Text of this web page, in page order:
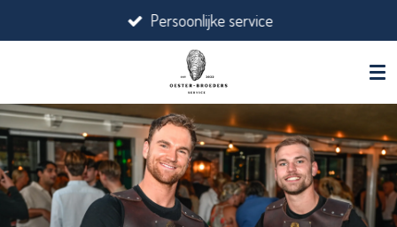
direct
hoofdinhoud
Persoonlijke service